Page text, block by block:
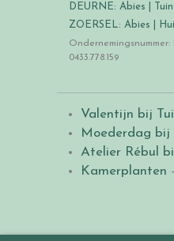
DEURNE: Abies | Tuin
ZOERSEL: Abies |
Ondernemingsnummer:
0433.778.159
Valentijn bij
Moederdag bij
Atelier Rébul
Kamerplanten -